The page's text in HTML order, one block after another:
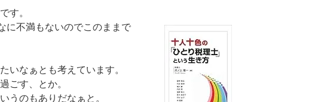
す。
に不満もないのでこのままで
いなぁとも考えています。
ごす、とか。
うのもありだなぁと。